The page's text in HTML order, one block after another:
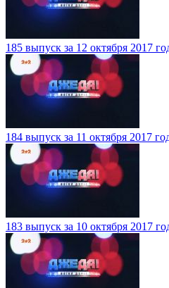
185 выпуск за 12 октября 2017
184 выпуск за 11 октября 2017
183 выпуск за 10 октября 2017